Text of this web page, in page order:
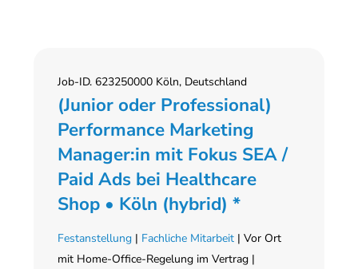
Job-ID. 623250000 Köln, Deutschland
(Junior oder Professional)
Performance Marketing
Manager:in mit Fokus SEA /
Paid Ads bei Healthcare
Shop • Köln (hybrid) *
Festanstellung | Fachliche Mitarbeit | Vor Ort
mit Home-Office-Regelung im Vertrag |